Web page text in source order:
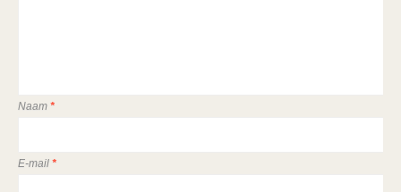
Naam *
E-mail *